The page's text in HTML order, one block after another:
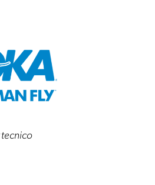
tecnico